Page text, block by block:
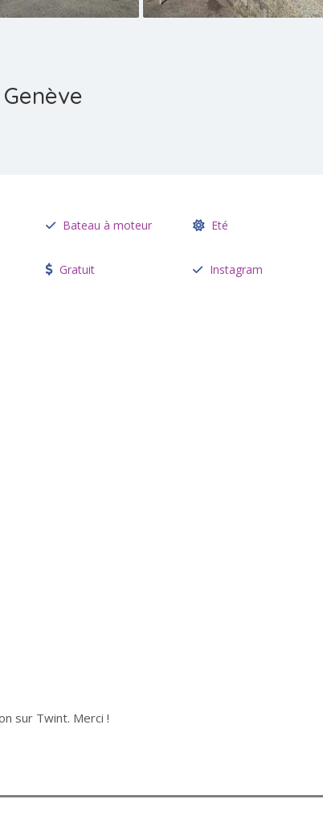
Bateau à moteur Eté
Gratuit Instagram
sur Twint. Merci !